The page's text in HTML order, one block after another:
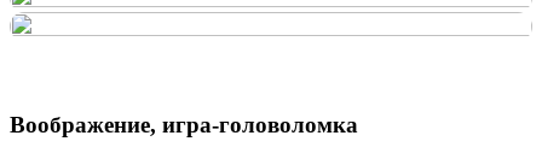
Воображение, игра-головоломка